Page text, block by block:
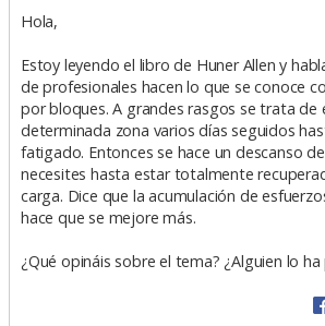
n
j
e
Hola,
Estoy leyendo el libro de Huner Allen y
de profesionales hacen lo que se conoce
por bloques. A grandes rasgos se trata de
determinada zona varios días seguidos
fatigado. Entonces se hace un descanso
necesites hasta estar totalmente
carga. Dice que la acumulación de
hace que se mejore más.
¿Qué opináis sobre el tema? ¿Alguien lo